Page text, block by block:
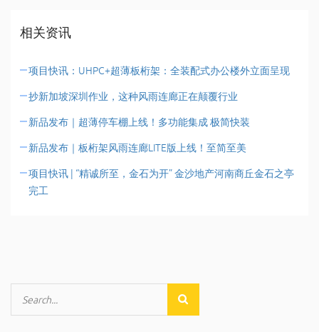
相关资讯
项目快讯：UHPC+超薄板桁架：全装配式办公楼外立面呈现
抄新加坡深圳作业，这种风雨连廊正在颠覆行业
新品发布｜超薄停车棚上线！多功能集成 极简快装
新品发布｜板桁架风雨连廊LITE版上线！至简至美
项目快讯 | “精诚所至，金石为开” 金沙地产河南商丘金石之亭
完工